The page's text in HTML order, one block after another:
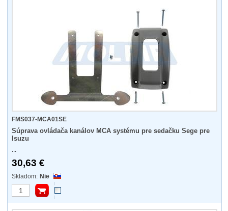
FMS037-MCA01SE
Súprava ovládača kanálov MCA systému pre sedačku Sege pre
Isuzu
...
30,63 €
Nie